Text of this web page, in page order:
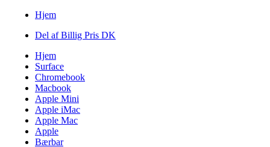
Hjem
Del af Billig Pris DK
Hjem
Surface
Chromebook
Macbook
Apple Mini
Apple iMac
Apple Mac
Apple
Bærbar